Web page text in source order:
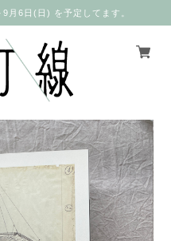
月6日(日) を予定してます。